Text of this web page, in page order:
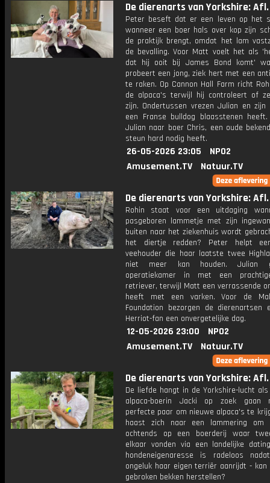
De dierenarts van Yorkshire:
Peter beseft dat er een leven op het
wanneer een boer hals over kop zijn
de praktijk brengt, omdat het lam
de bevalling. Voor Matt voelt het als
dat hij ooit bij James Bond komt'
probeert een jong, ziek hert met een
te raken. Op Cannon Hall Farm richt
de alpaca's terwijl hij controleert of
zijn. Ondertussen vrezen Julian en
een Franse bulldog blaasstenen
Julian naar boer Chris, een oude
steun hard nodig heeft.
26-05-2026 23:05
NPO2
Amusement.TV
Natuur.TV
De dierenarts van Yorkshire:
Rohin staat voor een uitdaging
pasgeboren lammetje met zijn
buiten naar het ziekenhuis wordt
het diertje redden? Peter helpt
veehouder die haar laatste twee
niet meer kan houden. Julian
operatiekamer in met een
retriever, terwijl Matt een verrassende
heeft met een varken. Voor de
Foundation bezorgen de dierenartsen
Herriot-fan een onvergetelijke dag.
12-05-2026 23:00
NPO2
Amusement.TV
Natuur.TV
De dierenarts van Yorkshire:
De liefde hangt in de Yorkshire-lucht
alpaca-boerin Jacki op zoek gaan
perfecte paar om nieuwe alpaca's te
haast zich naar een lammering
ochtends op een boerderij waar
elkaar vonden via een landelijke
hondeneigenaresse is radeloos
ongeluk haar eigen terriër aanrijdt - kan
gebroken bekken herstellen?